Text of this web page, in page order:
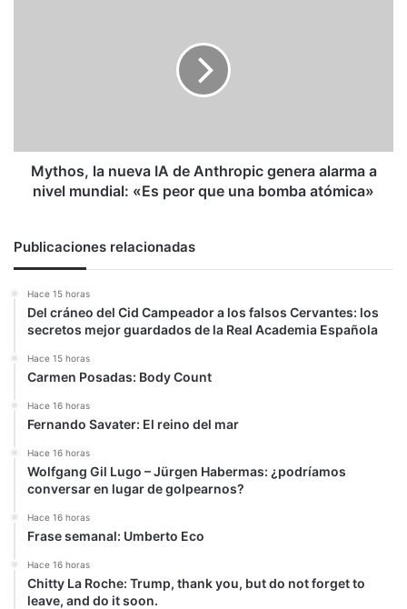
a
nivel
mundial:
que
atómica»
Mythos, la nueva IA de Anthropic genera alarma a
nivel mundial: «Es peor que una bomba atómica»
Publicaciones relacionadas
Hace 15 horas
Del cráneo del Cid Campeador a los falsos Cervantes: los
secretos mejor guardados de la Real Academia Española
Hace 15 horas
Carmen Posadas: Body Count
Hace 16 horas
Fernando Savater: El reino del mar
Hace 16 horas
Wolfgang Gil Lugo – Jürgen Habermas: ¿podríamos
conversar en lugar de golpearnos?
Hace 16 horas
Frase semanal: Umberto Eco
Hace 16 horas
Chitty La Roche: Trump, thank you, but do not forget to
leave, and do it soon.